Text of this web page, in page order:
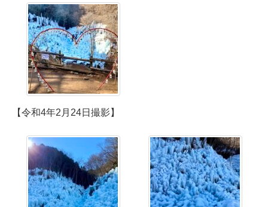
【令和4年2月24日撮影】